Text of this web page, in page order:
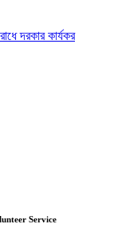
দরকার কার্যকর
Service